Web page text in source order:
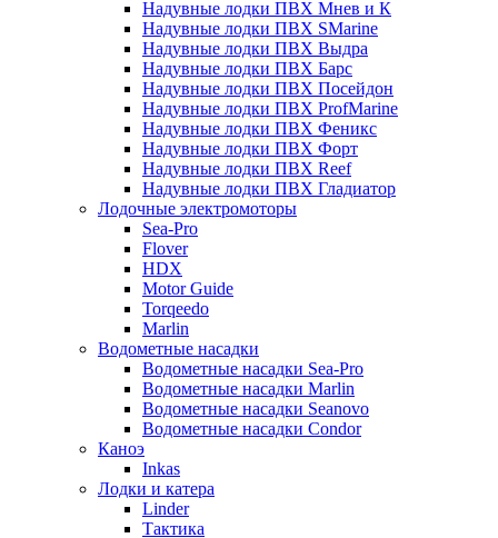
Надувные лодки ПВХ Мнев и К
Надувные лодки ПВХ SMarine
Надувные лодки ПВХ Выдра
Надувные лодки ПВХ Барс
Надувные лодки ПВХ Посейдон
Надувные лодки ПВХ ProfMarine
Надувные лодки ПВХ Феникс
Надувные лодки ПВХ Форт
Надувные лодки ПВХ Reef
Надувные лодки ПВХ Гладиатор
Лодочные электромоторы
Sea-Pro
Flover
HDX
Motor Guide
Torqeedo
Marlin
Водометные насадки
Водометные насадки Sea-Pro
Водометные насадки Marlin
Водометные насадки Seanovo
Водометные насадки Condor
Каноэ
Inkas
Лодки и катера
Linder
Тактика